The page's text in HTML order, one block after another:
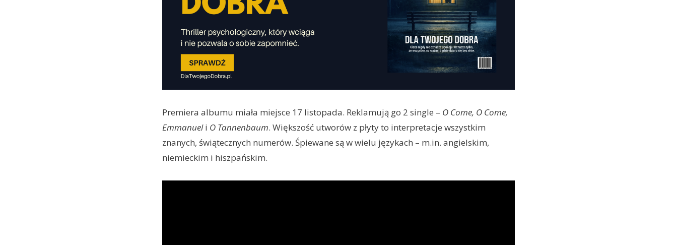
Premiera albumu miała miejsce 17 listopada. Reklamują go 2 single – O Come, O Come,
Emmanueli O Tannenbaum. Większość utworów z płyty to interpretacje wszystkim
znanych, świątecznych numerów. Śpiewane są w wielu językach – m.in. angielskim,
niemieckim i hiszpańskim.